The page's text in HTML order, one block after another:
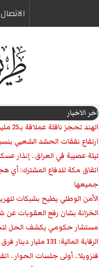
اخر الاخبار
الهند تحجز ناقلة عملاقة بـ25 مليون دولار لشراء النفط العراقي
ارتفاع نفقات الحشد الشعبي بنسبة 72% خلال ست
ليلة عصيبة في العراق.. إنذار
‏اتفاق مكة للدفاع المشترك:
جميعها
الأمن الوطني يطيح بشبكات
الخزانة بشان رفع العقوبات عن
مستشار حكومي يكشف الحل
الرقابة المالية: 131 مليار دينار فرق في حسابات الكهرباء مع الجانب الإيراني
فنزويلا.. أولى جلسات